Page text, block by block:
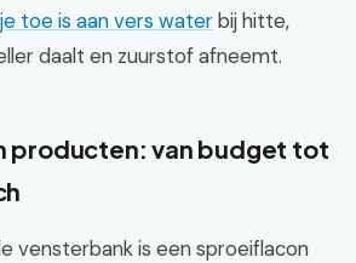
toe is aan vers waterbij hitte,
daalt en zuurstof afneemt.
producten: van budget tot
vensterbank is een sproeiflacon